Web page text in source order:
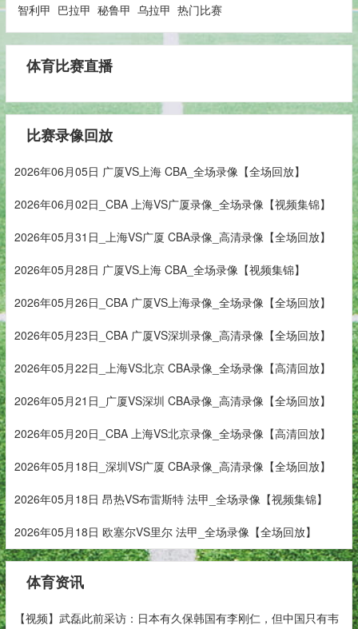
智利甲 巴拉甲 秘鲁甲 乌拉甲 热门比赛
体育比赛直播
比赛录像回放
2026年06月05日 广厦VS上海 CBA_全场录像【全场回放】
2026年06月02日_CBA 上海VS广厦录像_全场录像【视频集锦】
2026年05月31日_上海VS广厦 CBA录像_高清录像【全场回放】
2026年05月28日 广厦VS上海 CBA_全场录像【视频集锦】
2026年05月26日_CBA 广厦VS上海录像_全场录像【全场回放】
2026年05月23日_CBA 广厦VS深圳录像_高清录像【全场回放】
2026年05月22日_上海VS北京 CBA录像_全场录像【高清回放】
2026年05月21日_广厦VS深圳 CBA录像_高清录像【全场回放】
2026年05月20日_CBA 上海VS北京录像_全场录像【高清回放】
2026年05月18日_深圳VS广厦 CBA录像_高清录像【全场回放】
2026年05月18日 昂热VS布雷斯特 法甲_全场录像【视频集锦】
2026年05月18日 欧塞尔VS里尔 法甲_全场录像【全场回放】
体育资讯
【视频】武磊此前采访：日本有久保韩国有李刚仁，但中国只有韦